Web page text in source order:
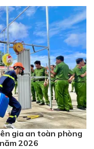
gia an toàn phòng
2026